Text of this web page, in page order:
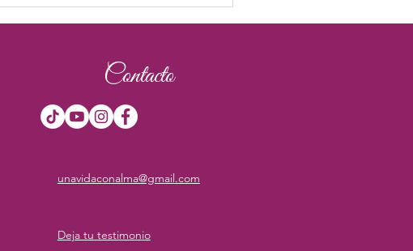
alma
Contacto
unavidaconalma@gmail.com
Deja tu testimonio